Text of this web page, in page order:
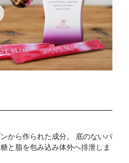
から作られた成分。 底のないバ
と脂を包み込み体外へ排泄しま